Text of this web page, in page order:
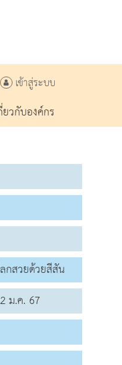
เข้าสู่ระบบ
ยวกับองค์กร
กสวยด้วยสีสัน
ม.ค. 67